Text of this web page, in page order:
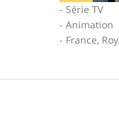
- Série TV
- Animation
- France,